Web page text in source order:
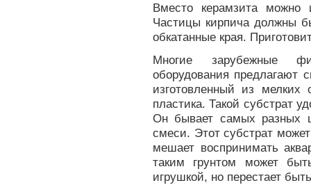
Вместо керамзита можно
Частицы кирпича должны
обкатанные края.
Многие зарубежные
оборудования предлагают
изготовленный из
пластика. Такой субстрат
Он бывает самых разных
смеси. Этот субстрат может
мешает воспринимать
таким грунтом может
игрушкой, но перестает